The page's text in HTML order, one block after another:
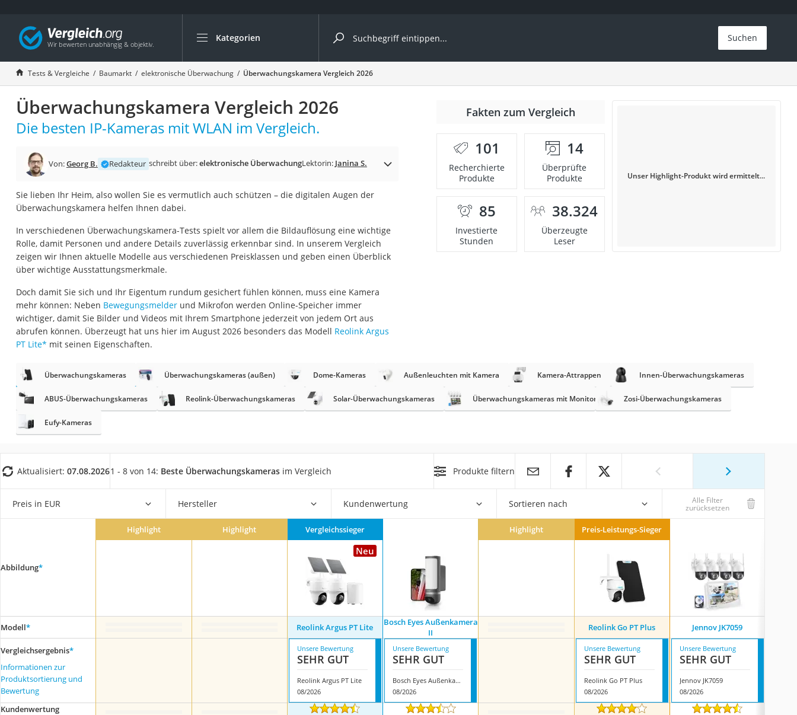
Kategorien
Die beliebtesten Vergleiche nach Kategorie
Baumarkt
Tresor feuerfest
Makita-Akku-Rasenmäher
Kappsäge
Akku-Rasentrimmer
Split-Klimaanlage 2 Innengeräte
Bohrmaschine
Tiefbrunnenpumpe
Hochdruckreiniger
Doppelschleifer
Überwachungskamera
Akku-Laubsauger
Multimeter
Service
Suchen
Tests & Vergleiche Baumarkt elektronische Überwachung Überwachungskamera Vergleich 2026
Überwachungskamera Vergleich 2026
Die besten IP-Kameras mit WLAN im Vergleich.
Von:Georg B. Redakteur schreibt über:elektronische ÜberwachungLektorin: Janina S.
Sie lieben Ihr Heim, also wollen Sie es vermutlich auch schützen – die digitalen Augen der
Überwachungskamera helfen Ihnen dabei.
In verschiedenen Überwachungskamera-Tests spielt vor allem die Bildauflösung eine wichtige
Rolle, damit Personen und andere Details zuverlässig erkennbar sind. In unserem Vergleich
zeigen wir Ihnen aktuelle Modelle aus verschiedenen Preisklassen und geben einen Überblick
über wichtige Ausstattungsmerkmale.
Doch damit Sie sich und Ihr Eigentum rundum gesichert fühlen können, muss eine Kamera
mehr können: Neben Bewegungsmelderund Mikrofon werden Online-Speicher immer
wichtiger, damit Sie Bilder und Videos mit Ihrem Smartphone jederzeit von jedem Ort aus
abrufen können. Überzeugt hat uns hier im August 2026 besonders das Modell Reolink Argus
PT Lite* mit seinen Eigenschaften.
Fakten zum Vergleich
101
Recherchierte
Produkte
14
Überprüfte
Produkte
85
Investierte
Stunden
38.324
Überzeugte
Leser
Unser Highlight-Produkt wird ermittelt...
Überwachungskameras Überwachungskameras (außen) Dome-Kameras Außenleuchten mit Kamera Kamera-Attrappen Innen-Überwachungskameras
ABUS-Überwachungskameras Reolink-Überwachungskameras Solar-Überwachungskameras Überwachungskameras mit Monitor Zosi-Überwachungskameras
Eufy-Kameras
Aktualisiert: 07.08.20261 - 8 von 14: Beste Überwachungskameras im Vergleich Produkte filtern
Preis in EUR Hersteller Kundenwertung Sortieren nach Alle Filter
zurücksetzen
Abbildung*
Highlight Highlight Vergleichssieger
Neu
Highlight Preis-Leistungs-Sieger
Modell* Reolink Argus PT Lite
Bosch Eyes Außenkamera
II
Reolink Go PT Plus Jennov JK7059
Vergleichsergebnis*
Informationen zur
Produktsortierung und
Bewertung
Unsere Bewertung
SEHR GUT
Reolink Argus PT Lite
08/2026
Unsere Bewertung
SEHR GUT
Bosch Eyes Außenkamera II
08/2026
Unsere Bewertung
SEHR GUT
Reolink Go PT Plus
08/2026
Unsere Bewertung
SEHR GUT
Jennov JK7059
08/2026
Kundenwertung